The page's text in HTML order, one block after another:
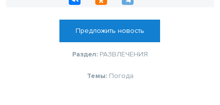
Предложить новость
Раздел: РАЗВЛЕЧЕНИЯ
Темы: Погода